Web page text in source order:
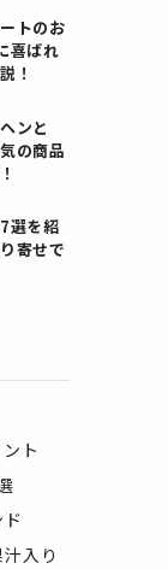
トのお
喜ばれ
！
ンと
の商品
選を紹
寄せで
ト
入り